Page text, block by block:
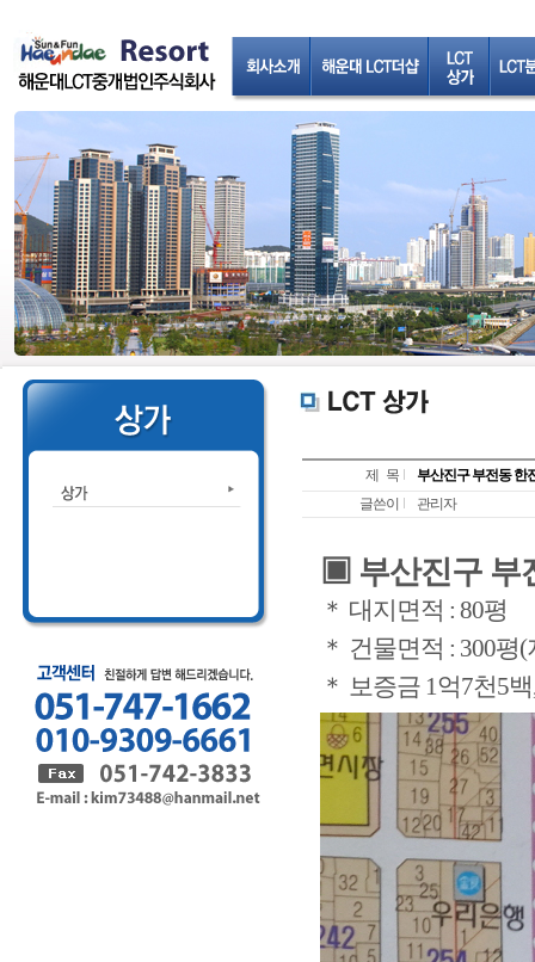
제 목
부산진구 부전동 한
글쓴이
관리자
▣ 부산진구 부
＊ 대지면적 : 80평
＊ 건물면적 : 300평
＊ 보증금 1억7천5